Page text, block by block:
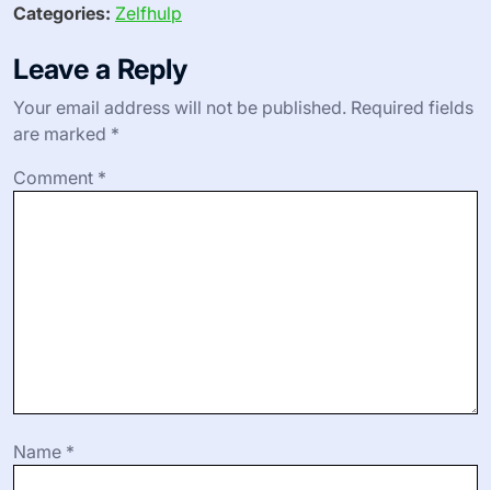
Categories: Zelfhulp
Leave a Reply
Your email address will not be published. Required fields
are marked *
Comment *
Name *